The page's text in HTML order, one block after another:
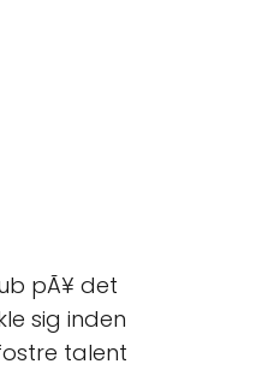
pÃ¥ det
sig inden
talent